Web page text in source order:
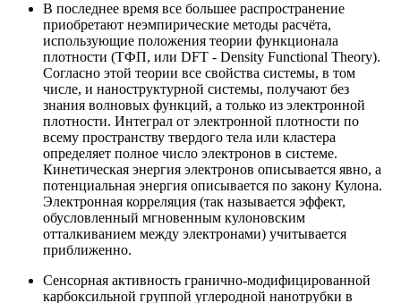
В последнее время все большее распространение
приобретают неэмпирические методы расчёта,
использующие положения теории функционала
плотности (ТФП, или DFТ - Density Functional Theory).
Согласно этой теории все свойства системы, в том
числе, и наноструктурной системы, получают без
знания волновых функций, а только из электронной
плотности. Интеграл от электронной плотности по
всему пространству твердого тела или кластера
определяет полное число электронов в системе.
Кинетическая энергия электронов описывается явно, а
потенциальная энергия описывается по закону Кулона.
Электронная корреляция (так называется эффект,
обусловленный мгновенным кулоновским
отталкиванием между электронами) учитывается
приближенно.
Сенсорная активность гранично-модифицированной
карбоксильной группой углеродной нанотрубки в